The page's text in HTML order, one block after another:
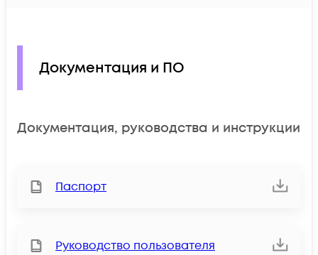
Документация и ПО
Документация, руководства и инструкции
Паспорт
Руководство пользователя